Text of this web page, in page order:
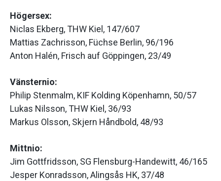
Högersex:
Niclas Ekberg, THW Kiel, 147/607
Mattias Zachrisson, Füchse Berlin, 96/196
Anton Halén, Frisch auf Göppingen, 23/49
Vänsternio:
Philip Stenmalm, KIF Kolding Köpenhamn, 50/57
Lukas Nilsson, THW Kiel, 36/93
Markus Olsson, Skjern Håndbold, 48/93
Mittnio:
Jim Gottfridsson, SG Flensburg-Handewitt, 46/165
Jesper Konradsson, Alingsås HK, 37/48